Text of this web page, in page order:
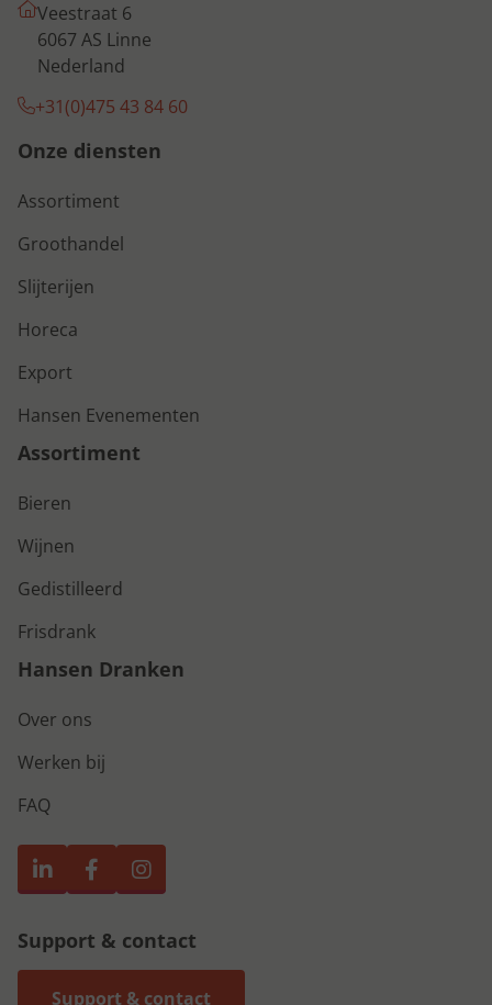
Veestraat 6
6067 AS Linne
Nederland
+31(0)475 43 84 60
Onze diensten
Assortiment
Groothandel
Slijterijen
Horeca
Export
Hansen Evenementen
Assortiment
Bieren
Wijnen
Gedistilleerd
Frisdrank
Hansen Dranken
Over ons
Werken bij
FAQ
Support & contact
Support & contact